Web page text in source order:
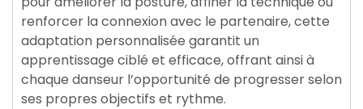
renforcer la connexion avec le partenaire, cette
adaptation personnalisée garantit un
apprentissage ciblé et efficace, offrant ainsi à
chaque danseur l’opportunité de progresser selon
ses propres objectifs et rythme.